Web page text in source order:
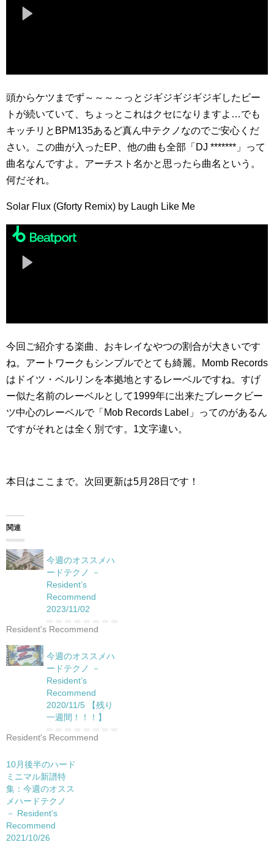
頭からケツまでず～～～～っとジギジギジギジギしたビー
トが続いていて、ちょっとこれはクセになりますよ…でも
キッチリとBPM135あるど真ん中テクノなのでご安心くだ
さい。この曲が入ったEP、他の曲も全部「DJ *******」って
曲名なんですよ。アーチスト名かと思ったら曲名という。
何だそれ。
Solar Flux (Gforty Remix) by Laugh Like Me
今回ご紹介する楽曲、おキレイなやつの割合が大きいです
ね。アートワークもシンプルでとても綺麗。Momb Records
はドイツ・ベルリンを本拠地とするレーベルですね。すげ
ー似た名前のレーベルとして1999年に出来たブレークビー
ツ中心のレーベルで「Mob Records Label」ってのがあるん
ですがそれとは全く別です。1文字違い。
本日はここまで。次回更新は5月28日です！
関連
今週のオススメハ
ードテクノ －
Resident’s
Recommend
2023/11/02
Resident's Recommend
今週のオススメハ
ードテクノ －
Resident’s
Recommend
2020/11/5 【残り
一週間！！！】
Resident's Recommend
10月後半のハード
ミニマル新譜特
集：今週のオスス
メハードテクノ
－ Resident’s
Recommend
2021/10/26